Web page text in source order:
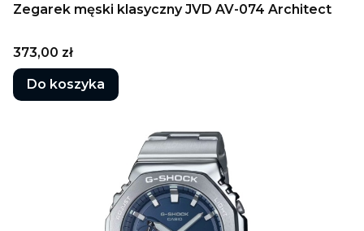
Zegarek męski klasyczny JVD AV-074 Architect
Cena
373,00 zł
Do koszyka